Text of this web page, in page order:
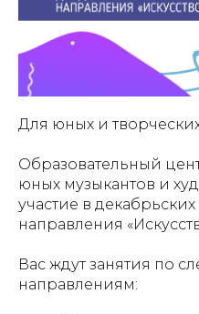
Для юных и
Образовательный
юных музыкантов и
участие в
направления
Вас ждут занятия по
направлениям: